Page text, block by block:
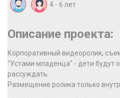
4 - 6 лет
Описание проекта:
Корпоративный видеоролик,
"Устами младенца" - дети будут
рассуждать.
Размещение ролика только